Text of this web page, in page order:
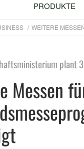
PRODUKTE
WEITERE
plant
Messen